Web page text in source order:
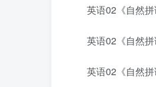
英语02《自然
英语02《自然
英语02《自然